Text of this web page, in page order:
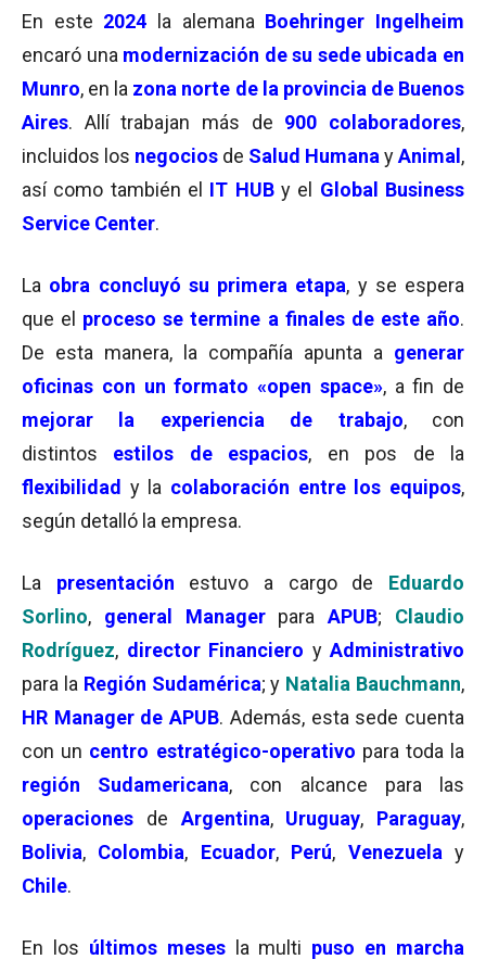
En este 2024 la alemana Boehringer Ingelheim
encaró una modernización de su sede ubicada en
Munro, en la zona norte de la provincia de Buenos
Aires. Allí trabajan más de 900 colaboradores,
incluidos los negocios de Salud Humana yAnimal ,
así como también el IT HUBy el Global Business
Service Center.
La obra concluyó su primera etapa, y se espera
que el proceso se termine a finales de este año.
De esta manera, la compañía apunta a generar
oficinas con un formato «open space», a fin de
mejorar la experiencia de trabajo, con
distintos estilos de espacios, en pos de la
flexibilidad y la colaboración entre los equipos,
según detalló la empresa.
La presentación estuvo a cargo de Eduardo
Sorlino, general Manager paraAPUB; Claudio
Rodríguez, director Financiero y Administrativo
para la Región Sudamérica; y Natalia Bauchmann,
HR Manager de APUB. Además, esta sede cuenta
con un centro estratégico-operativo para toda la
región Sudamericana, con alcance para las
operaciones
de Argentina, Uruguay, Paraguay,
Bolivia, Colombia, Ecuador, Perú, Venezuela y
Chile.
En los últimos meses la multi puso en marcha